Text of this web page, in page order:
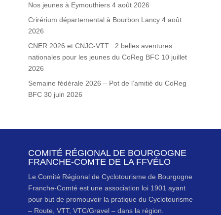
Nos jeunes à Eymouthiers 4 août 2026
Crirérium départemental à Bourbon Lancy 4 août
2026
CNER 2026 et CNJC-VTT : 2 belles aventures
nationales pour les jeunes du CoReg BFC 10 juillet
2026
Semaine fédérale 2026 – Pot de l’amitié du CoReg
BFC 30 juin 2026
COMITÉ RÉGIONAL DE BOURGOGNE
FRANCHE-COMTE DE LA FFVÉLO
Le Comité Régional de Cyclotourisme de Bourgogne
Franche-Comté est une association loi 1901 ayant
pour but de promouvoir la pratique du Cyclotourisme
– Route, VTT, VTC/Gravel – dans la région.